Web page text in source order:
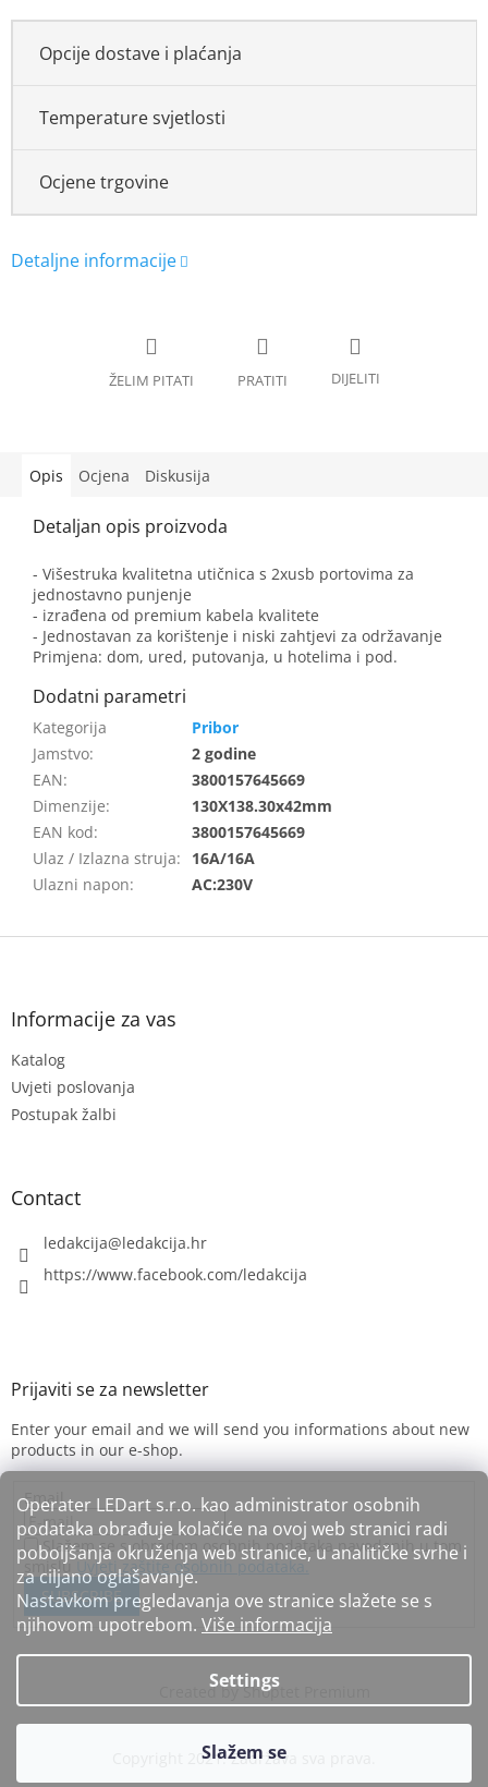
Operater LEDart s.r.o. kao administrator osobnih
podataka obrađuje kolačiće na ovoj web stranici radi
poboljšanja okruženja web stranice, u analitičke svrhe i
za ciljano oglašavanje.
Nastavkom pregledavanja ove stranice slažete se s
njihovom upotrebom. Više informacija
Settings
Opcije dostave i plaćanja
Temperature svjetlosti
Ocjene trgovine
Opis Ocjena Diskusija
- Višestruka kvalitetna utičnica s 2xusb portovima za
jednostavno punjenje
- izrađena od premium kabela kvalitete
- Jednostavan za korištenje i niski zahtjevi za održavanje
Primjena: dom, ured, putovanja, u hotelima i pod.
Pribor
Jamstvo:
2 godine
EAN:
3800157645669
Dimenzije:
130X138.30x42mm
EAN kod:
3800157645669
Ulaz / Izlazna struja:
16A/16A
Ulazni napon: AC:230V
F
Informacije za vas
Katalog
Uvjeti poslovanja
Postupak žalbi
Contact
ledakcija@ledakcija.hr
https://www.facebook.com/ledakcija
Enter your email and we will send you informations about new
products in our e-shop.
Email
Slažem se s obradom osobnih podataka navedenih u tom
smisluUvjeti zaštite osobnih podataka.
SUBSCRIBE
Created by Shoptet Premium